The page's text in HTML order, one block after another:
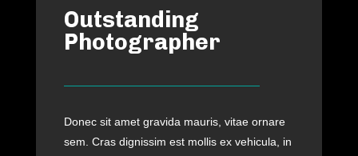
Outstanding
Photographer
Donec sit amet gravida mauris, vitae ornare
sem. Cras dignissim est mollis ex vehicula, in